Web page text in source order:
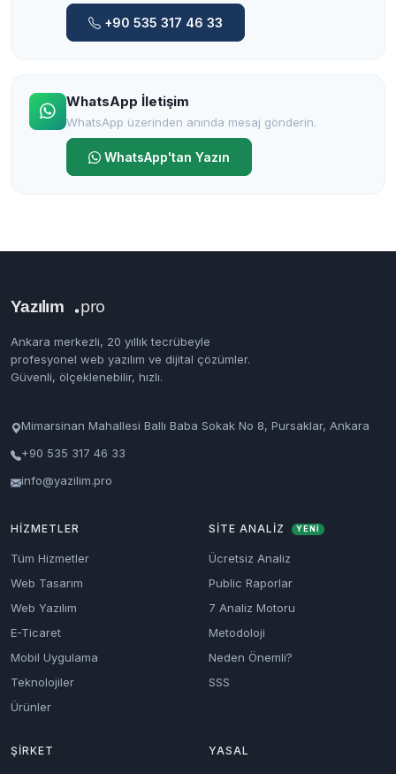
+90 535 317 46 33
WhatsApp İletişim
WhatsApp üzerinden anında mesaj gönderin.
WhatsApp'tan Yazın
Ankara merkezli, 20 yıllık tecrübeyle
profesyonel web yazılım ve dijital çözümler.
Güvenli, ölçeklenebilir, hızlı.
Mimarsinan Mahallesi Ballı Baba Sokak No 8, Pursaklar, Ankara
+90 535 317 46 33
info@yazilim.pro
HIZMETLER
Tüm Hizmetler
Web Tasarım
Web Yazılım
E-Ticaret
Mobil Uygulama
Teknolojiler
Ürünler
SITE ANALIZ YENİ
Ücretsiz Analiz
Public Raporlar
7 Analiz Motoru
Metodoloji
Neden Önemli?
SSS
ŞIRKET YASAL